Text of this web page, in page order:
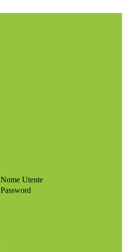
Nome Utente
Password